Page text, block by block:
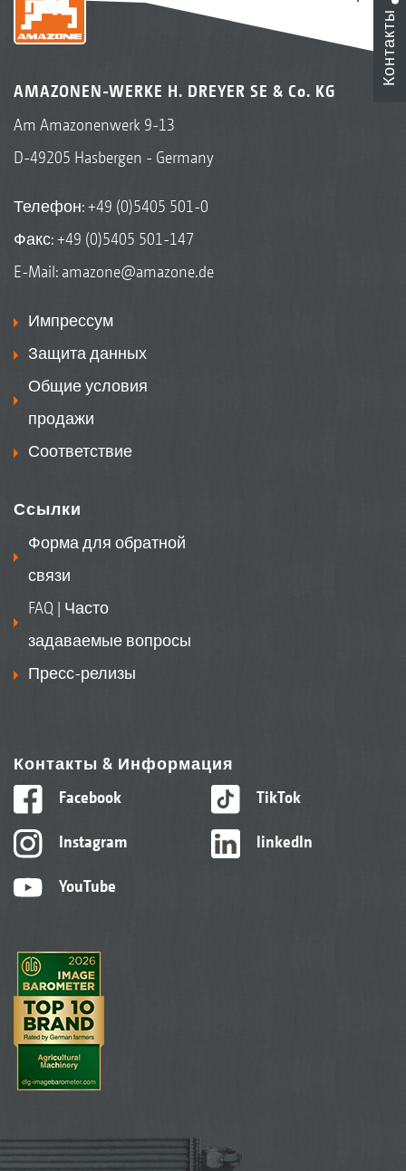
AMAZONEN-WERKE H. DREYER SE & Co. KG
Am Amazonenwerk 9-13
D-49205 Hasbergen - Germany
Телефон:+49 (0)5405 501-0
Факс: +49 (0)5405 501-147
E-Mail: amazone@amazone.de
Импрессум
Защита данных
Общие условия
продажи
Соответствие
Ссылки
Форма для обратной
связи
FAQ | Часто
задаваемые вопросы
Пресс-релизы
Контакты & Информация
Facebook
Instagram
YouTube
TikTok
linkedIn
Контакты